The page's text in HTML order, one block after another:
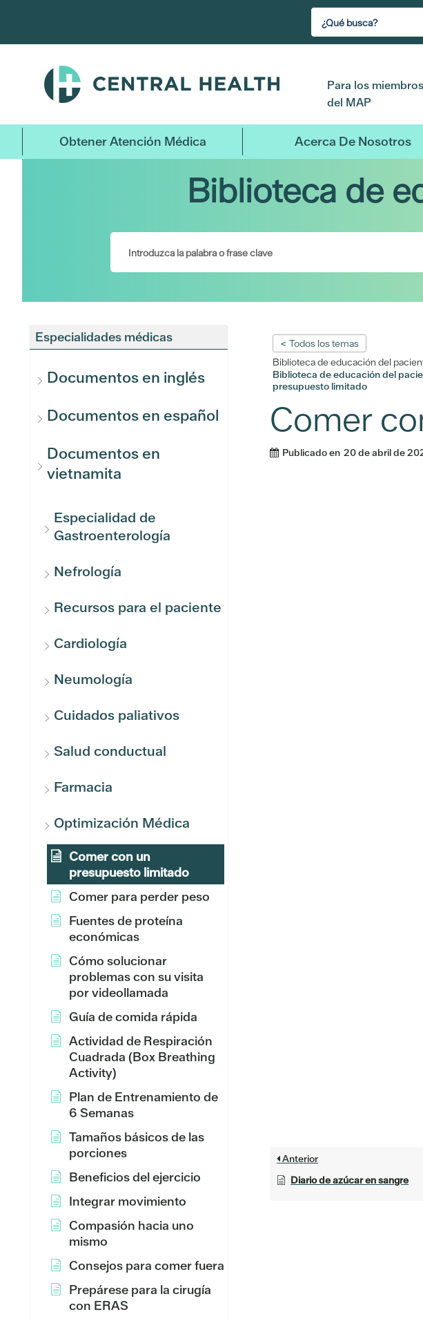
contenido
Para los miembros
del MAP
Obtener Atención Médica Acerca De Nosotros
Biblioteca de
Especialidades médicas
Documentos en inglés
Documentos en español
Documentos en
vietnamita
Especialidad de
Gastroenterología
Nefrología
Recursos para el paciente
Cardiología
Neumología
Cuidados paliativos
Salud conductual
Farmacia
Optimización Médica
Comer con un
presupuesto limitado
Comer para perder peso
Fuentes de proteína
económicas
Cómo solucionar
problemas con su visita
por videollamada
Guía de comida rápida
Actividad de Respiración
Cuadrada (Box Breathing
Activity)
Plan de Entrenamiento de
6 Semanas
Tamaños básicos de las
porciones
Beneficios del ejercicio
Integrar movimiento
Compasión hacia uno
mismo
Consejos para comer fuera
Prepárese para la cirugía
con ERAS
< Todos los temas
Biblioteca de educación del
Biblioteca de educación del
presupuesto limitado
Comer
Publicado en 20 de abril de
Anterior
Diario de azúcar en sangre